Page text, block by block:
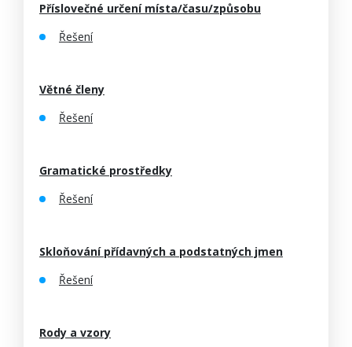
Příslovečné určení místa/času/způsobu
Řešení
Větné členy
Řešení
Gramatické prostředky
Řešení
Skloňování přídavných a podstatných jmen
Řešení
Rody a vzory